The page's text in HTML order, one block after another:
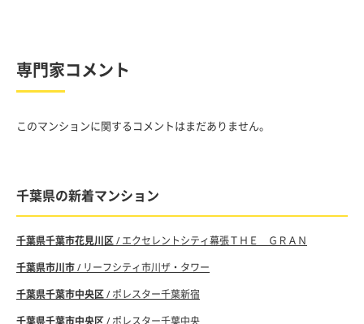
専門家コメント
このマンションに関するコメントはまだありません。
千葉県の新着マンション
千葉県千葉市花見川区/ エクセレントシティ幕張ＴＨＥ ＧＲＡＮ
千葉県市川市/ リーフシティ市川ザ・タワー
千葉県千葉市中央区/ ポレスター千葉新宿
千葉県千葉市中央区/ ポレスター千葉中央